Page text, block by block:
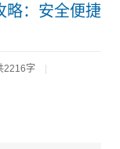
略：安全便捷
2216字